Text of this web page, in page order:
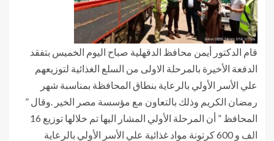
قام الدكتور أيمن محافظ الدقهلية صباح اليوم الخميس بتفقد
الدفعة الأخيرة بالمرحلة الاولى من السلع الغذائية لتوزيعهم
علي الأسر الأولي بالرعاية بنطاق المحافظة بمناسبة شهر
رمضان الكريم وذلك بالتعاون مع مؤسسة مصر الخير .وقال ”
المحافظ ” أن المرحلة الأولي المشار اليها تم خلالها توزيع 16
الف و 600 كرتونة مواد غذائية علي الأسر الأولي بالرعاية